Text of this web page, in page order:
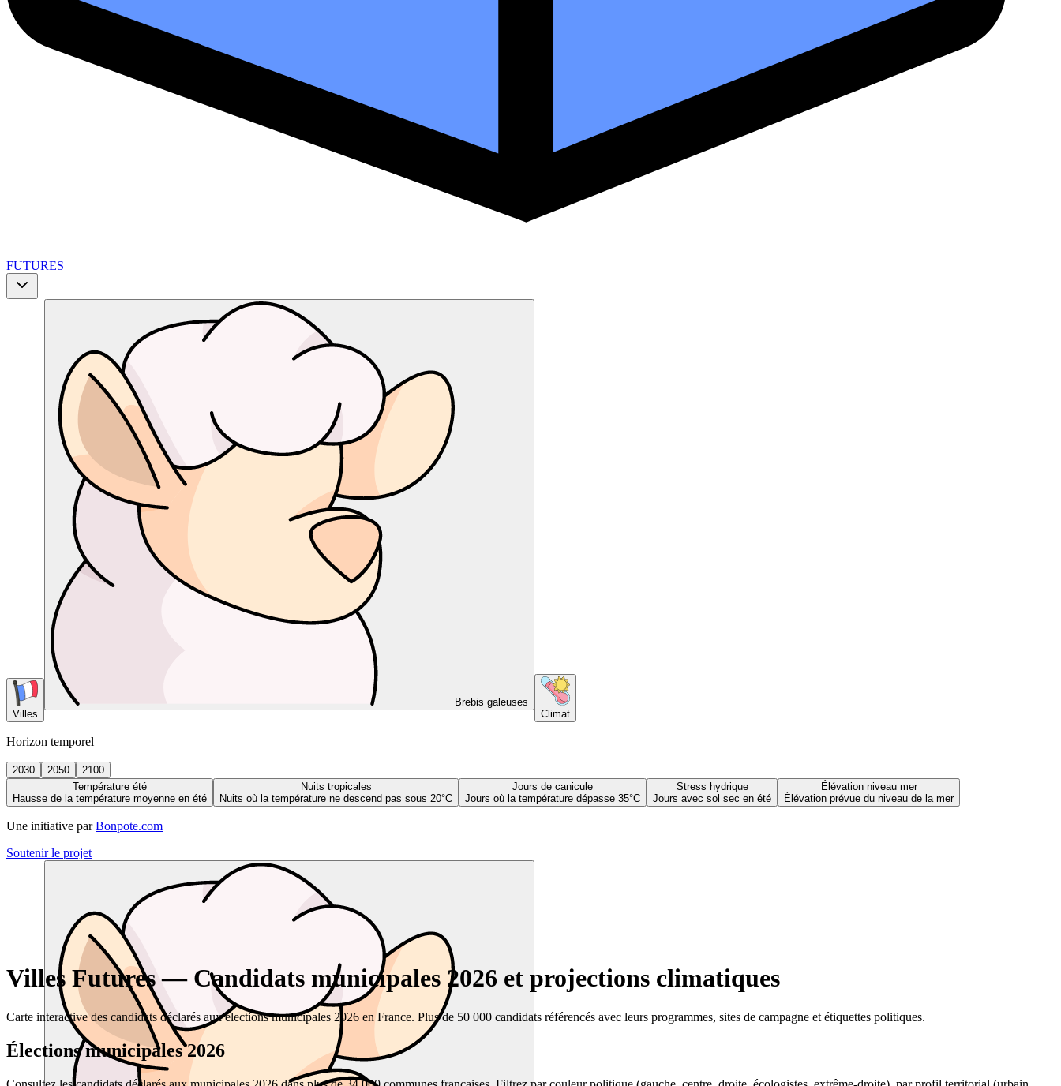
FUTURES
Villes
Brebis galeuses
Climat
Horizon temporel
2030 2050
2100
Température été
Hausse de la température moyenne en été
Nuits tropicales
Nuits où la température ne descend pas sous 20°C
Jours de canicule
Jours où la température dépasse 35°C
Stress hydrique
Jours avec sol sec en été
Élévation niveau mer
Élévation prévue du niveau de la mer
Une initiative par Bonpote.com
Soutenir le projet
Villes Futures — Candidats municipales 2026 et projections climatiques
Carte interactive des candidats déclarés aux élections municipales 2026 en France. Plus de 50 000 candidats référencés avec leurs programmes, sites de campagne et étiquettes politiques.
Élections municipales 2026